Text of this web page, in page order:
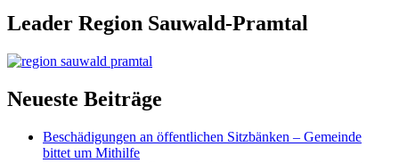
Leader Region Sauwald-Pramtal
Neueste Beiträge
Beschädigungen an öffentlichen Sitzbänken – Gemeinde
bittet um Mithilfe